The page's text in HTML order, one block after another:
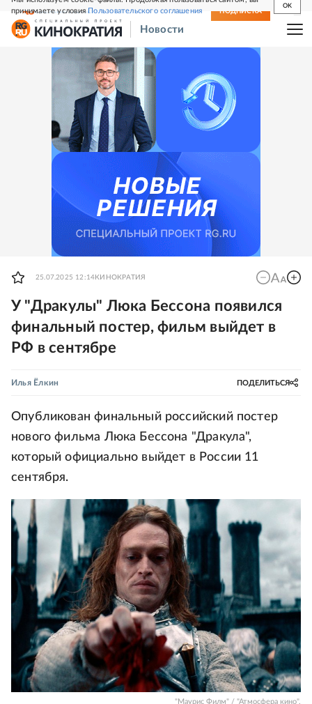
принимаете условияПользовательского соглашения
OK
СВЕЖИЙ НОМЕР ПОДПИСКА
Новости
25.07.2025 12:14 КИНОКРАТИЯ
У "Дракулы" Люка Бессона появился
финальный постер, фильм выйдет в
РФ в сентябре
Илья Ёлкин ПОДЕЛИТЬСЯ
Опубликован финальный российский постер
нового фильма Люка Бессона "Дракула",
который официально выйдет в России 11
сентября.
"Маурис Филм" / "Атмосфера кино".